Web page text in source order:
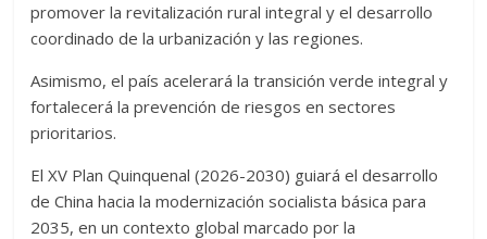
promover la revitalización rural integral y el desarrollo
coordinado de la urbanización y las regiones.
Asimismo, el país acelerará la transición verde integral y
fortalecerá la prevención de riesgos en sectores
prioritarios.
El XV Plan Quinquenal (2026-2030) guiará el desarrollo
de China hacia la modernización socialista básica para
2035, en un contexto global marcado por la